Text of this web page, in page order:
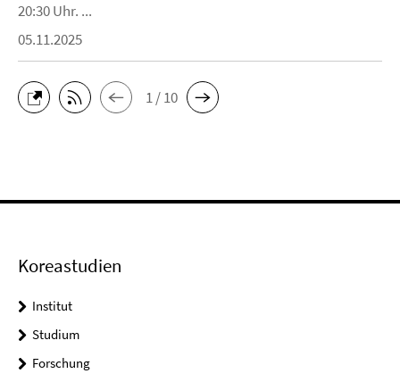
20:30 Uhr. ...
05.11.2025
1 / 10
Koreastudien
Institut
Studium
Forschung